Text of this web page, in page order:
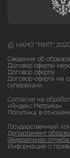
© НАНО "МИП", 2020
Сведения об
Договор оферты
Договор оферты
Договор-оферта на
супервизии
Согласие на
«Яндекс.Метрика»
Политика в
Государственный
Департамент
Федеральная
Информация о